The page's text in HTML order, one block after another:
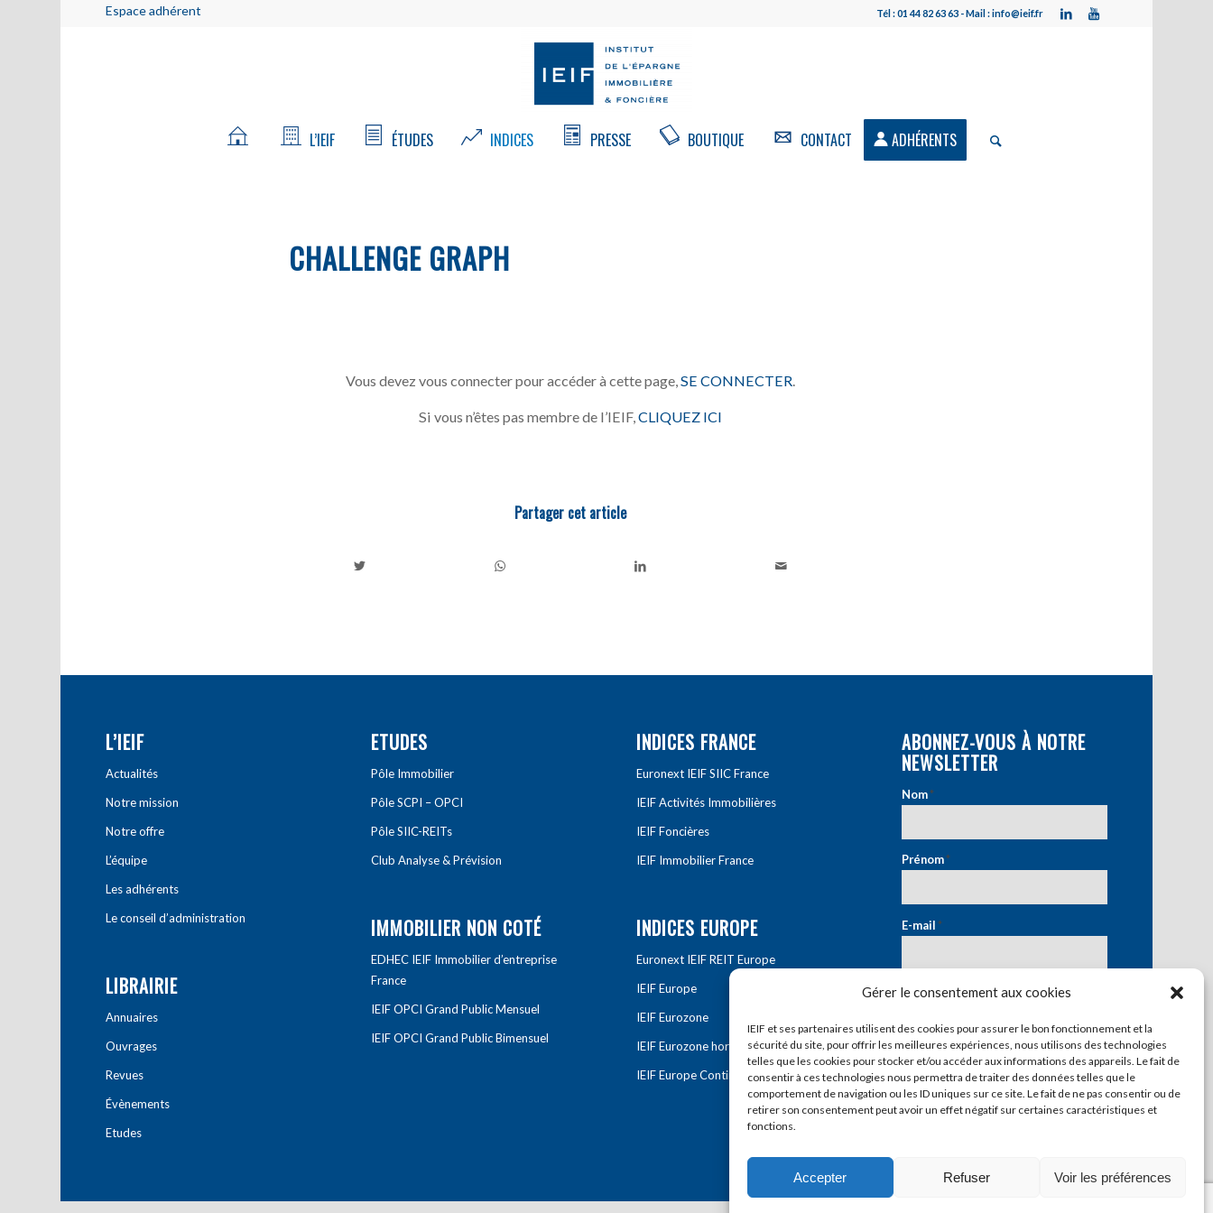
Gérer le consentement aux cookies
IEIF et ses partenaires utilisent des cookies pour assurer le bon fonctionnement et la
sécurité du site, pour offrir les meilleures expériences, nous utilisons des technologies
telles que les cookies pour stocker et/ou accéder aux informations des appareils. Le fait de
consentir à ces technologies nous permettra de traiter des données telles que le
comportement de navigation ou les ID uniques sur ce site. Le fait de ne pas consentir ou de
retirer son consentement peut avoir un effet négatif sur certaines caractéristiques et
fonctions.
Accepter Refuser Voir les préférences
Espace adhérent Tél : 01 44 82 63 63 - Mail : info@ieif.fr
L’IEIF ÉTUDES INDICES PRESSE BOUTIQUE CONTACT ADHÉRENTS
CHALLENGE GRAPH
Vous devez vous connecter pour accéder à cette page, SE CONNECTER
Si vous n’êtes pas membre de l’IEIF,CLIQUEZ ICI
Partager cet article
L’IEIF
Actualités
Notre mission
Notre offre
L’équipe
Les adhérents
Le conseil d’administration
LIBRAIRIE
Annuaires
Ouvrages
Revues
Évènements
Etudes
ETUDES
Pôle Immobilier
Pôle SCPI – OPCI
Pôle SIIC-REITs
Club Analyse & Prévision
IMMOBILIER NON COTÉ
EDHEC IEIF Immobilier d’entreprise
France
IEIF OPCI Grand Public Mensuel
IEIF OPCI Grand Public Bimensuel
INDICES FRANCE
Euronext IEIF SIIC France
IEIF Activités Immobilières
IEIF Foncières
IEIF Immobilier France
INDICES EUROPE
Euronext IEIF REIT Europe
IEIF Europe
IEIF Eurozone
IEIF Eurozone hors France
IEIF Europe Continentale
ABONNEZ-VOUS À NOTRE
NEWSLETTER
Nom*
Prénom*
E-mail*